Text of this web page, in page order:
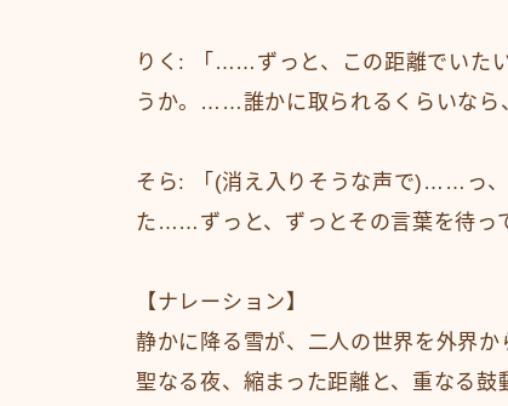
りく: 「……ずっと、この距離でいた
うか。……誰かに取られるくらいなら
そら: 「(消え入りそうな声で)……っ
た……ずっと、ずっとその言葉を待っ
【ナレーション】
静かに降る雪が、二人の世界を外界か
聖なる夜、縮まった距離と、重なる鼓